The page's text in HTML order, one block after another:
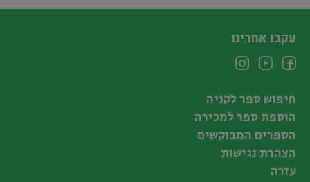
עקבו אחרינו
חיפוש ספר לקניה
הוספת ספר למכירה
הספרים המבוקשים
הצהרת נגישות
עזרה